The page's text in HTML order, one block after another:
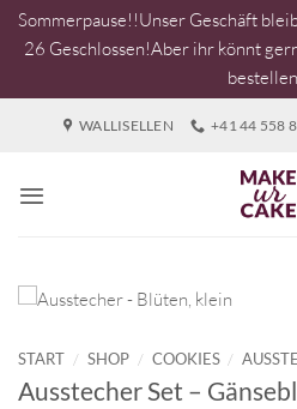
Sommerpause!!Unser Geschäft
26 Geschlossen!Aber ihr könnt
WALLISELLEN +41 44 558
START / SHOP / COOKIES /
Ausstecher Set –